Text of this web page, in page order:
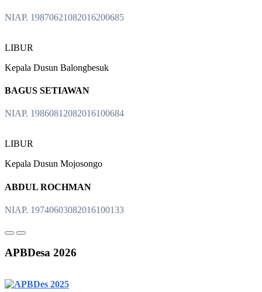
NIAP. 19870621082016200685
LIBUR
Kepala Dusun Balongbesuk
BAGUS SETIAWAN
NIAP. 19860812082016100684
LIBUR
Kepala Dusun Mojosongo
ABDUL ROCHMAN
NIAP. 19740603082016100133
APBDesa 2026